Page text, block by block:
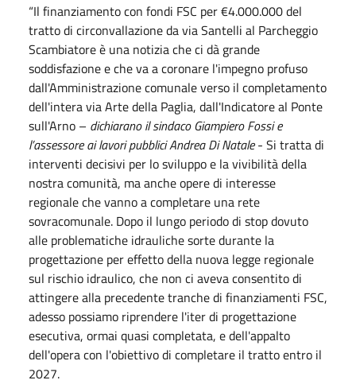
“Il finanziamento con fondi FSC per €4.000.000 del
tratto di circonvallazione da via Santelli al Parcheggio
Scambiatore è una notizia che ci dà grande
soddisfazione e che va a coronare l'impegno profuso
dall'Amministrazione comunale verso il completamento
dell'intera via Arte della Paglia, dall'Indicatore al Ponte
sull'Arno – dichiarano il sindaco Giampiero Fossi e
l’assessore ai lavori pubblici Andrea Di Natale- Si tratta di
interventi decisivi per lo sviluppo e la vivibilità della
nostra comunità, ma anche opere di interesse
regionale che vanno a completare una rete
sovracomunale. Dopo il lungo periodo di stop dovuto
alle problematiche idrauliche sorte durante la
progettazione per effetto della nuova legge regionale
sul rischio idraulico, che non ci aveva consentito di
attingere alla precedente tranche di finanziamenti FSC,
adesso possiamo riprendere l'iter di progettazione
esecutiva, ormai quasi completata, e dell'appalto
dell'opera con l'obiettivo di completare il tratto entro il
2027.